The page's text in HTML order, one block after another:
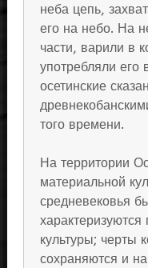
неба цепь,
его на небо. На
части, варили в
употребляли
осетинские
того времени.
На территории
материальной
средневековья
характеризуются
культуры; черты
сохраняются и